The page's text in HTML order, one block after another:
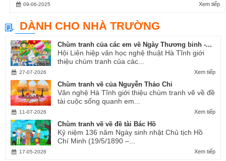
Xem tiếp
09-06-2025
DÀNH CHO NHÀ TRƯỜNG
Chùm tranh của các em về Ngày Thương binh -...
Hội Liên hiệp văn học nghệ thuật Hà Tĩnh giới
thiệu chùm tranh của các...
Xem tiếp
27-07-2026
Chùm tranh vẽ của Nguyễn Thảo Chi
Văn nghệ Hà Tĩnh giới thiệu chùm tranh vẽ về đề
tài cuộc sống quanh em...
Xem tiếp
11-07-2026
Chùm tranh vẽ về đề tài Bác Hồ
Kỷ niệm 136 năm Ngày sinh nhật Chủ tịch Hồ
Chí Minh (19/5/1890 –...
Xem tiếp
17-05-2026